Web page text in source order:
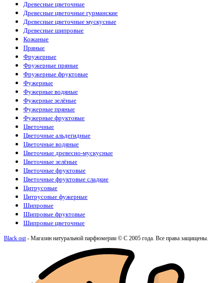
Древесные цветочные
Древесные цветочные гурманские
Древесные цветочные мускусные
Древесные шипровые
Кожаные
Пряные
Фружерные
Фружерные пряные
Фружерные фруктовые
Фужерные
Фужерные водяные
Фужерные зелёные
Фужерные пряные
Фужерные фруктовые
Цветочные
Цветочные альдегидные
Цветочные водяные
Цветочные древесно-мускусные
Цветочные зелёные
Цветочные фруктовые
Цветочные фруктовые сладкие
Цитрусовые
Цитрусовые фужерные
Шипровые
Шипровые фруктовые
Шипровые цветочные
Black out- Магазин натуральной парфюмерии © С 2005 года. Все права защищены.